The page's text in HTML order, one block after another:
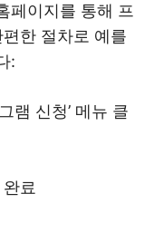
페이지를 통해 프
한 절차로 예를
:
램 신청’ 메뉴 클
료